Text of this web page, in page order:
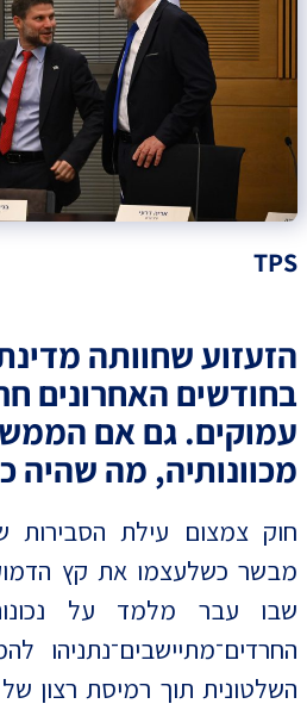
TPS
הזעזוע שחוותה
בחודשים האחרונים
עמוקים. גם אם
מכוונותיה, מה שהיה
חוק צמצום עילת
מבשר כשלעצמו את קץ
שבו עבר מלמד על
החרדים־מתיישבים־נתניהו
השלטונית תוך רמיסת רצון